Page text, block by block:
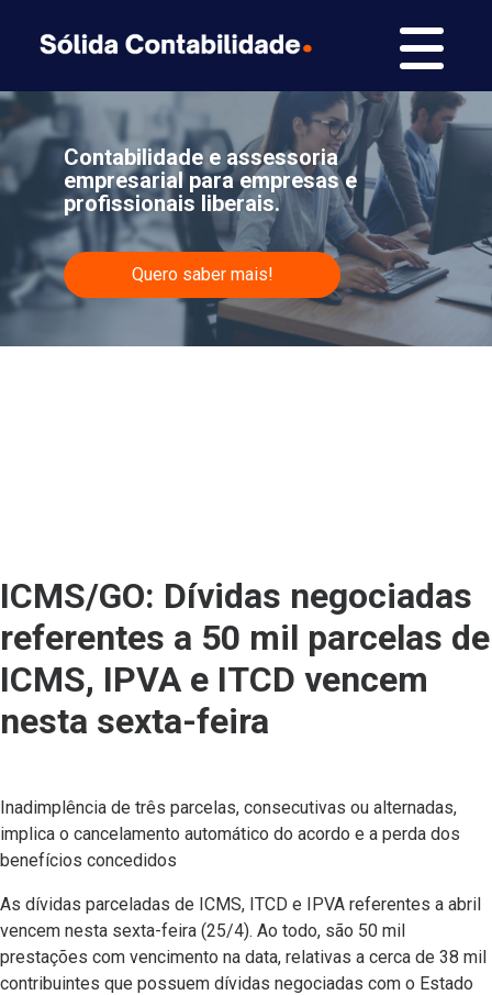
Contabilidade e assessoria
empresarial para empresas e
profissionais liberais.
Quero saber mais!
ICMS/GO: Dívidas negociadas
referentes a 50 mil parcelas de
ICMS, IPVA e ITCD vencem
nesta sexta-feira
Inadimplência de três parcelas, consecutivas ou alternadas,
implica o cancelamento automático do acordo e a perda dos
benefícios concedidos
As dívidas parceladas de ICMS, ITCD e IPVA referentes a abril
vencem nesta sexta-feira (25/4). Ao todo, são 50 mil
prestações com vencimento na data, relativas a cerca de 38 mil
contribuintes que possuem dívidas negociadas com o Estado